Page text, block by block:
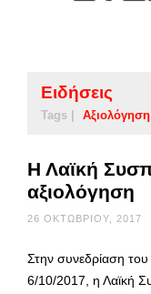
Ειδήσεις
Tags | Αξιολόγηση
Η Λαϊκή
αξιολόγηση
26 ΟΚΤΩΒΡΊΟΥ, 2017
Στην συνεδρίαση
6/10/2017, η Λαϊκή